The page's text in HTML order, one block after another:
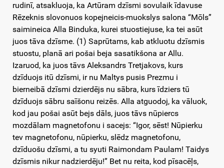
rudinī, atsakluoja, ka Artūram dzīsmi sovulaik īdavuse
Rēzeknis slovonuos kopejneicis-muokslys salona “Mōls”
saimineica Alla Binduka, kurei stuostiejuse, ka tei asūt
juos tāva dzīsme. (1) Saprūtams, kab atkluotu dzīsmis
stuostu, planā ari pošai beja sasatikšona ar Allu.
Izaruod, ka juos tāvs Aleksandrs Tretjakovs, kurs
dzīduojs itū dzīsmi, ir nu Maltys pusis Prezmu i
bierneibā dzīsmi dzierdējs nu sābra, kurs īdziers tū
dzīduojs sābru saīšonu reizēs. Alla atguodoj, ka vāluok,
kod jau pošai asūt bejs dāls, juos tāvs nūpiercs
mozdālam magnetofonu i sacejs: “Igor, sēst! Nūpierku
tev magnetofonu, nūpierku, slēdz magnetofonu,
dzīduošu dzīsmi, a tu syuti Raimondam Paulam! Taidys
dzīsmis nikur nadzierdēju!” Bet nu reita, kod pīsacēļs,